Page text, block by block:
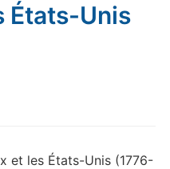
États-Unis
et les États-Unis (1776-